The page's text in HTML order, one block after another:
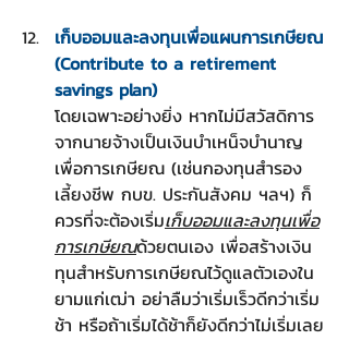
เก็บออมและลงทุนเพื่อแผนการเกษียณ
(Contribute to a retirement
savings plan)
โดยเฉพาะอย่างยิ่ง หากไม่มีสวัสดิการ
จากนายจ้างเป็นเงินบำเหน็จบำนาญ
เพื่อการเกษียณ (เช่นกองทุนสำรอง
เลี้ยงชีพ กบข. ประกันสังคม ฯลฯ) ก็
ควรที่จะต้องเริ่มเก็บออมและลงทุนเพื่อ
การเกษียณด้วยตนเอง เพื่อสร้างเงิน
ทุนสำหรับการเกษียณไว้ดูแลตัวเองใน
ยามแก่เฒ่า อย่าลืมว่าเริ่มเร็วดีกว่าเริ่ม
ช้า หรือถ้าเริ่มได้ช้าก็ยังดีกว่าไม่เริ่มเลย